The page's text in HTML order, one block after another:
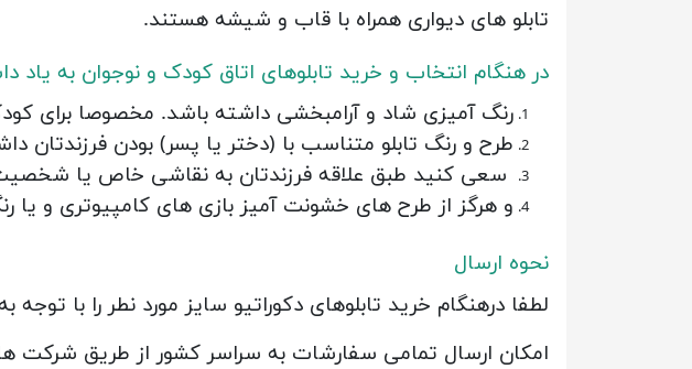
تابلو های دیواری همراه با قاب و شیشه هستند.
در هنگام انتخاب و خرید تابلوهای اتاق کودک و نوجوان به یاد
رنگ آمیزی شاد و آرامبخشی داشته باشد. مخصوصا برای کودکان
طرح و رنگ تابلو متناسب با (دختر یا پسر) بودن فرزندتان
سعی کنید طبق علاقه فرزندتان به نقاشی خاص یا شخصیت
و هرگز از طرح های خشونت آمیز بازی های کامپیوتری و یا
نحوه ارسال
لطفا درهنگام خرید تابلوهای دکوراتیو سایز مورد نطر را با
امکان ارسال تمامی سفارشات به سراسر کشور از طریق شرکت